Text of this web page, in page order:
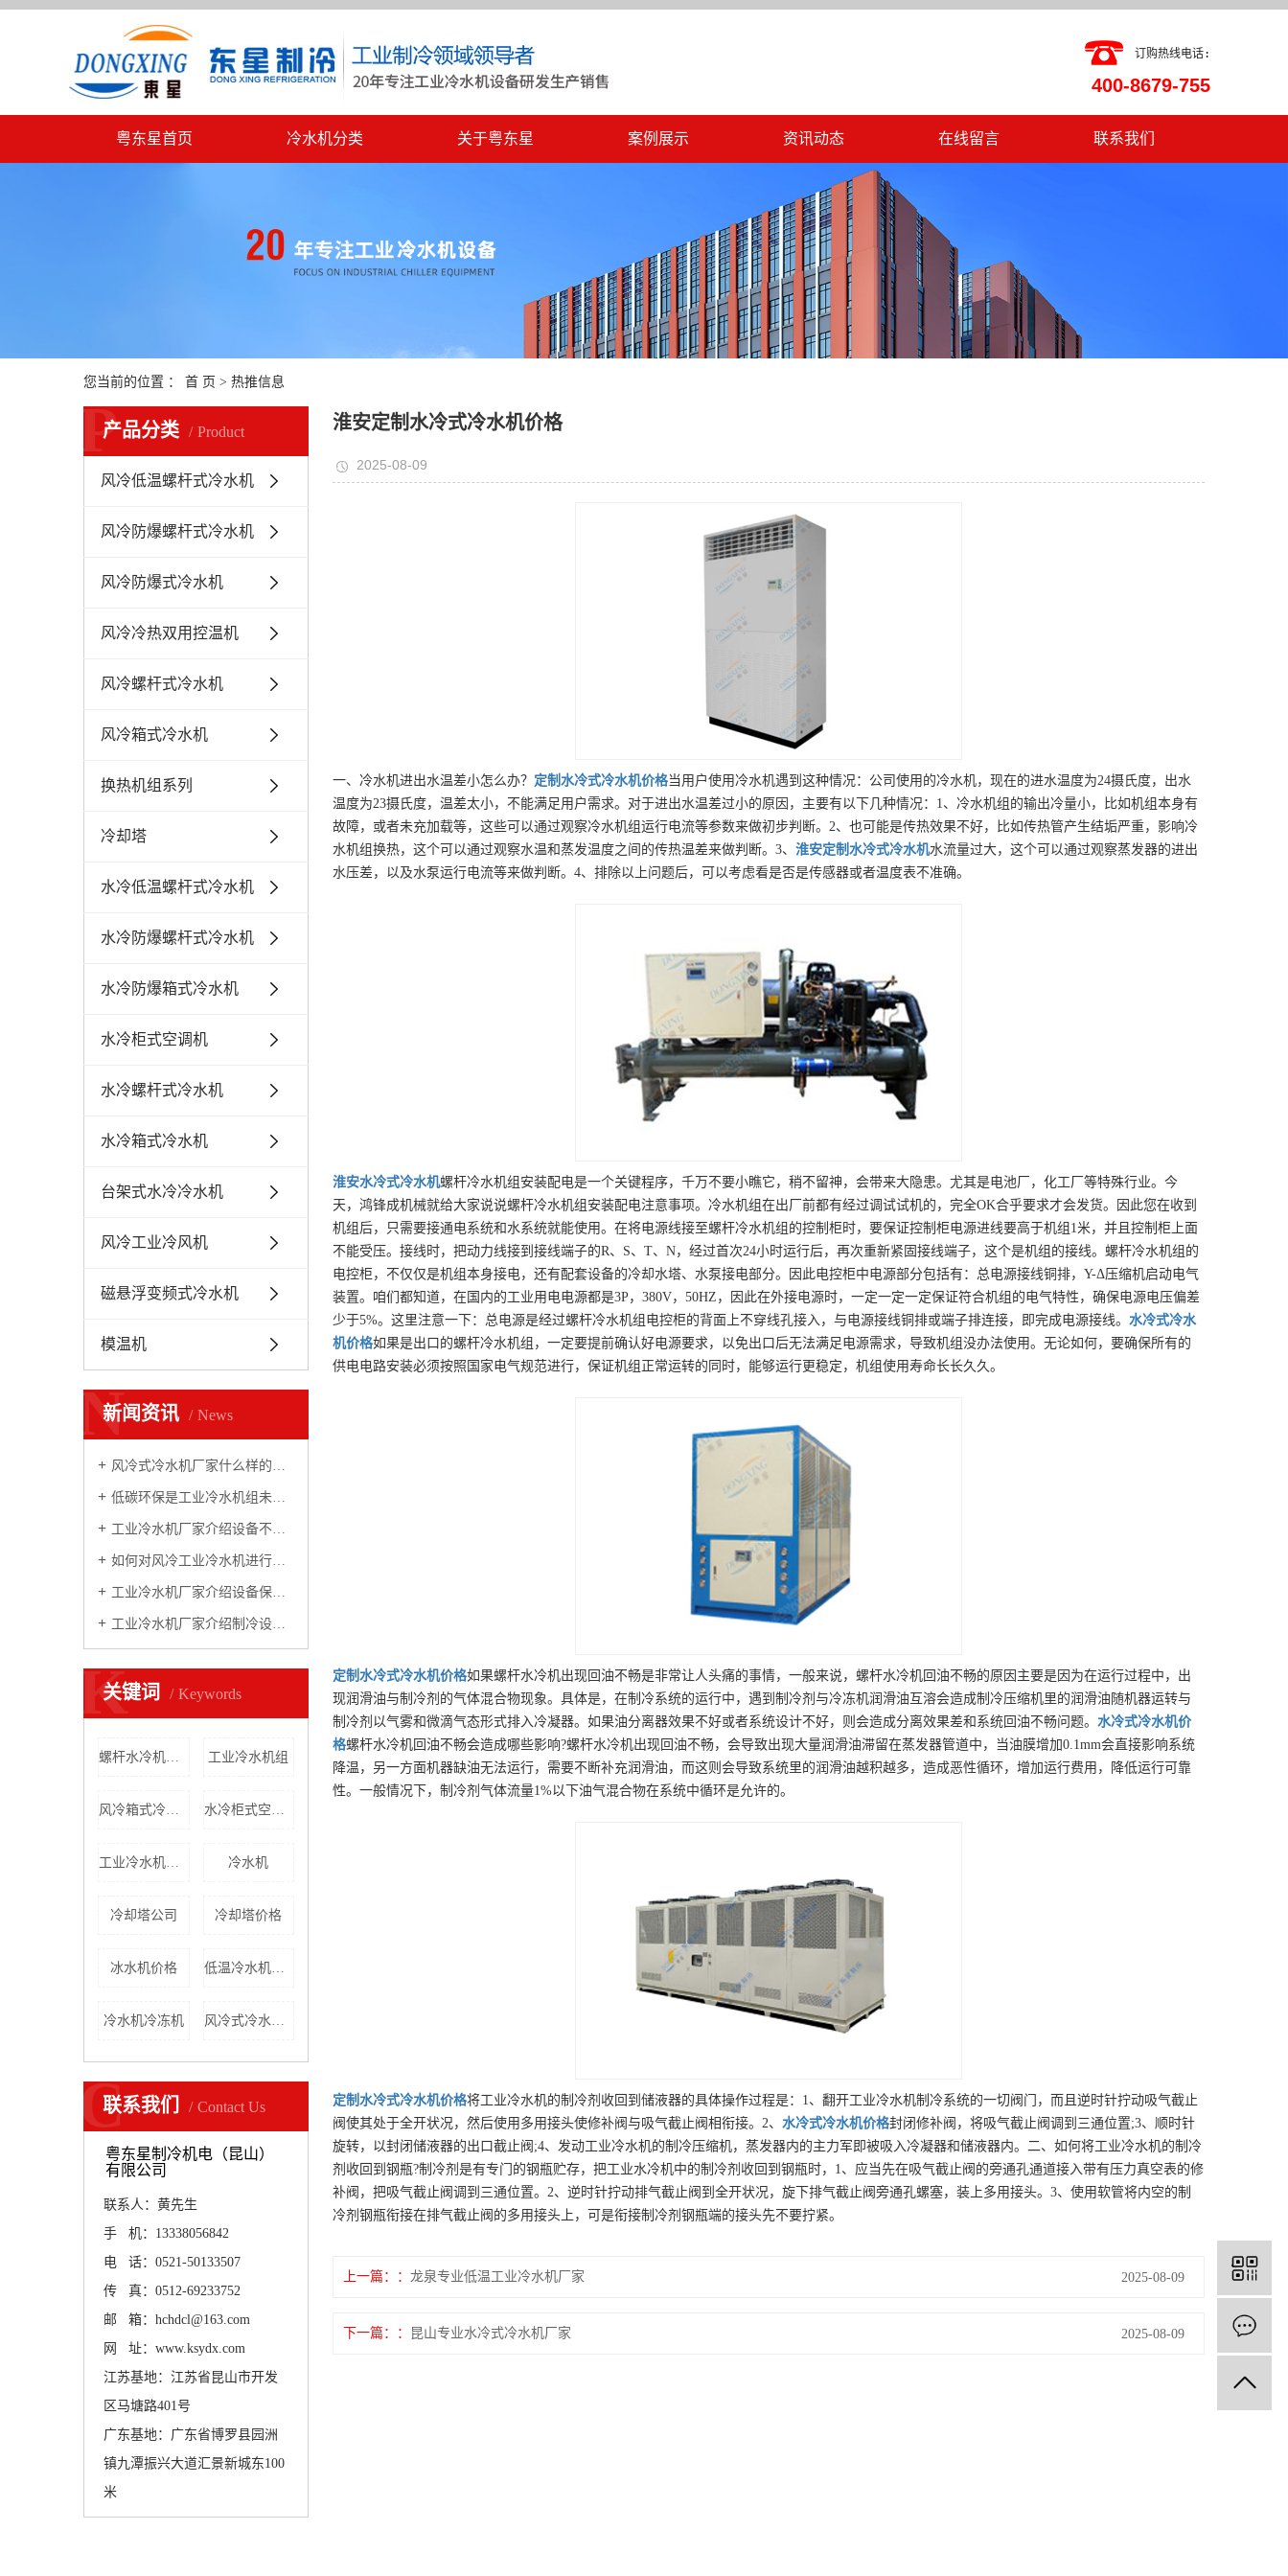
订购热线电话:
400-8679-755
粤东星首页 冷水机分类 关于粤东星 案例展示 资讯动态 在线留言 联系我们
您当前的位置 ： 首 页 > 热推信息
产品分类 Product
P
风冷低温螺杆式冷水机
风冷防爆螺杆式冷水机
风冷防爆式冷水机
风冷冷热双用控温机
风冷螺杆式冷水机
风冷箱式冷水机
换热机组系列
冷却塔
水冷低温螺杆式冷水机
水冷防爆螺杆式冷水机
水冷防爆箱式冷水机
水冷柜式空调机
水冷螺杆式冷水机
水冷箱式冷水机
台架式水冷冷水机
风冷工业冷风机
磁悬浮变频式冷水机
模温机
新闻资讯 News
N
风冷式冷水机厂家什么样的设备性价比高
低碳环保是工业冷水机组未来发展的新方向
工业冷水机厂家介绍设备不制冷原因
如何对风冷工业冷水机进行制冷测算
工业冷水机厂家介绍设备保养常识
工业冷水机厂家介绍制冷设备性能
关键词 Keywords
K
螺杆水冷机厂家 工业冷水机组
风冷箱式冷水机批发 水冷柜式空调机价格
工业冷水机制造 冷水机
冷却塔公司 冷却塔价格
冰水机价格 低温冷水机价格
冷水机冷冻机 风冷式冷水机价格
联系我们 Contact Us
C
粤东星制冷机电（昆山）
有限公司
联系人：黄先生
手 机：13338056842
电 话：0521-50133507
传 真：0512-69233752
邮 箱：hchdcl@163.com
网 址：www.ksydx.com
江苏基地：江苏省昆山市开发
区马塘路401号
广东基地：广东省博罗县园洲
镇九潭振兴大道汇景新城东100
米
淮安定制水冷式冷水机价格
2025-08-09
一、冷水机进出水温差小怎么办？ 定制水冷式冷水机价格当用户使用冷水机遇到这种情况：公司使用的冷水机，现在的进水温度为24摄氏度，出水
温度为23摄氏度，温差太小，不能满足用户需求。对于进出水温差过小的原因，主要有以下几种情况：1、冷水机组的输出冷量小，比如机组本身有
故障，或者未充加载等，这些可以通过观察冷水机组运行电流等参数来做初步判断。2、也可能是传热效果不好，比如传热管产生结垢严重，影响冷
水机组换热，这个可以通过观察水温和蒸发温度之间的传热温差来做判断。3、淮安定制水冷式冷水机水流量过大，这个可以通过观察蒸发器的进出
水压差，以及水泵运行电流等来做判断。4、排除以上问题后，可以考虑看是否是传感器或者温度表不准确。
淮安水冷式冷水机螺杆冷水机组安装配电是一个关键程序，千万不要小瞧它，稍不留神，会带来大隐患。尤其是电池厂，化工厂等特殊行业。今
天，鸿锋成机械就给大家说说螺杆冷水机组安装配电注意事项。冷水机组在出厂前都有经过调试试机的，完全OK合乎要求才会发货。因此您在收到
机组后，只需要接通电系统和水系统就能使用。在将电源线接至螺杆冷水机组的控制柜时，要保证控制柜电源进线要高于机组1米，并且控制柜上面
不能受压。接线时，把动力线接到接线端子的R、S、T、N，经过首次24小时运行后，再次重新紧固接线端子，这个是机组的接线。螺杆冷水机组的
电控柜，不仅仅是机组本身接电，还有配套设备的冷却水塔、水泵接电部分。因此电控柜中电源部分包括有：总电源接线铜排，Y-Δ压缩机启动电气
装置。咱们都知道，在国内的工业用电电源都是3P，380V，50HZ，因此在外接电源时，一定一定一定保证符合机组的电气特性，确保电源电压偏差
少于5%。这里注意一下：总电源是经过螺杆冷水机组电控柜的背面上不穿线孔接入，与电源接线铜排或端子排连接，即完成电源接线。水冷式冷水
机价格如果是出口的螺杆冷水机组，一定要提前确认好电源要求，以免出口后无法满足电源需求，导致机组没办法使用。无论如何，要确保所有的
供电电路安装必须按照国家电气规范进行，保证机组正常运转的同时，能够运行更稳定，机组使用寿命长长久久。
定制水冷式冷水机价格如果螺杆水冷机出现回油不畅是非常让人头痛的事情，一般来说，螺杆水冷机回油不畅的原因主要是因为在运行过程中，出
现润滑油与制冷剂的气体混合物现象。具体是，在制冷系统的运行中，遇到制冷剂与冷冻机润滑油互溶会造成制冷压缩机里的润滑油随机器运转与
制冷剂以气雾和微滴气态形式排入冷凝器。如果油分离器效果不好或者系统设计不好，则会造成分离效果差和系统回油不畅问题。水冷式冷水机价
格螺杆水冷机回油不畅会造成哪些影响?螺杆水冷机出现回油不畅，会导致出现大量润滑油滞留在蒸发器管道中，当油膜增加0.1mm会直接影响系统
降温，另一方面机器缺油无法运行，需要不断补充润滑油，而这则会导致系统里的润滑油越积越多，造成恶性循环，增加运行费用，降低运行可靠
性。一般情况下，制冷剂气体流量1%以下油气混合物在系统中循环是允许的。
定制水冷式冷水机价格将工业冷水机的制冷剂收回到储液器的具体操作过程是：1、翻开工业冷水机制冷系统的一切阀门，而且逆时针拧动吸气截止
阀使其处于全开状况，然后使用多用接头使修补阀与吸气截止阀相衔接。2、水冷式冷水机价格封闭修补阀，将吸气截止阀调到三通位置;3、顺时针
旋转，以封闭储液器的出口截止阀;4、发动工业冷水机的制冷压缩机，蒸发器内的主力军即被吸入冷凝器和储液器内。二、如何将工业冷水机的制冷
剂收回到钢瓶?制冷剂是有专门的钢瓶贮存，把工业水冷机中的制冷剂收回到钢瓶时，1、应当先在吸气截止阀的旁通孔通道接入带有压力真空表的修
补阀，把吸气截止阀调到三通位置。2、逆时针拧动排气截止阀到全开状况，旋下排气截止阀旁通孔螺塞，装上多用接头。3、使用软管将内空的制
冷剂钢瓶衔接在排气截止阀的多用接头上，可是衔接制冷剂钢瓶端的接头先不要拧紧。
上一篇： 龙泉专业低温工业冷水机厂家 2025-08-09
下一篇： 昆山专业水冷式冷水机厂家 2025-08-09